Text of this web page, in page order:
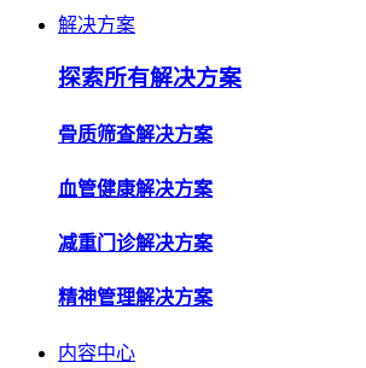
解决方案
探索所有解决方案
骨质筛查解决方案
血管健康解决方案
减重门诊解决方案
精神管理解决方案
内容中心